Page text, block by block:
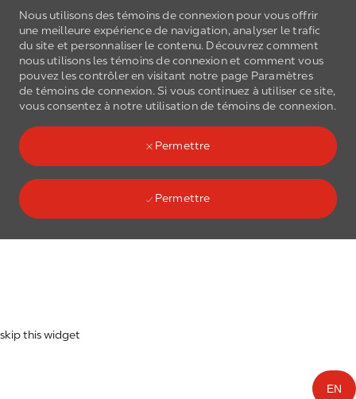
Nous utilisons des témoins de connexion pour vous offrir
une meilleure expérience de navigation, analyser le trafic
du site et personnaliser le contenu. Découvrez comment
nous utilisons les témoins de connexionet comment vous
pouvez les contrôler en visitant notre page Paramètres
de témoins de connexion. Si vous continuez à utiliser ce site,
vous consentez à notre utilisation de témoins de connexion.
Permettre
Permettre
Skip to main content
(0)
skip this widget
EN